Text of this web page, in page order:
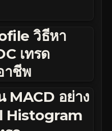
วิธีหา
เทรด
าชีพ
MACD อย่าง
Histogram